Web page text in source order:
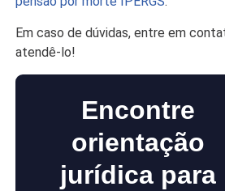
Em caso de dúvidas, entre em
atendê-lo!
Encontre
orientação
jurídica para